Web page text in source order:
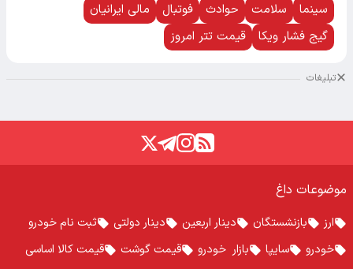
سینما سلامت حوادث فوتبال
مالی ایرانیان
گیج فشار ویکا
قیمت تتر امروز
تبلیغات
موضوعات داغ
ارز بازنشستگان دینار اربعین دینار دولتی
ثبت نام خودرو
خودرو
سایپا بازار خودرو قیمت گوشت قیمت کالا اساسی